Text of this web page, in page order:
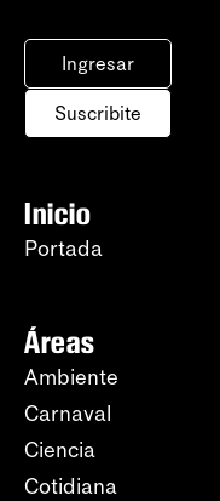
Ingresar
Suscribite
Inicio
Portada
Áreas
Ambiente
Carnaval
Ciencia
Cotidiana